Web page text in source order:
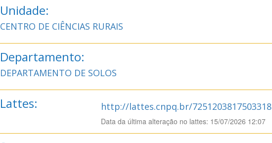
Unidade:
CENTRO DE CIÊNCIAS RURAIS
Departamento:
DEPARTAMENTO DE SOLOS
Lattes: http://lattes.cnpq.br/7251203817503318
Data da última alteração no lattes: 15/07/2026 12:07